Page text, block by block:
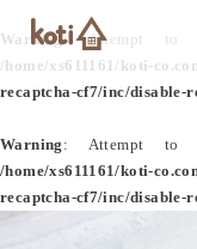
Warning: Attempt to
/home/xs611161/koti-
recaptcha-cf7/inc/disable-
Warning : Attempt to
/home/xs611161/koti-
recaptcha-cf7/inc/disable-